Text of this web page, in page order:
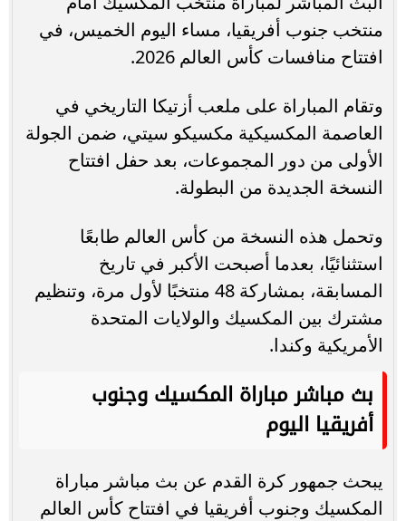
منتخب جنوب أفريقيا، مساء اليوم الخميس، في
افتتاح منافسات كأس العالم 2026.
وتقام المباراة على ملعب أزتيكا التاريخي في
العاصمة المكسيكية مكسيكو سيتي، ضمن الجولة
الأولى من دور المجموعات، بعد حفل افتتاح
النسخة الجديدة من البطولة.
وتحمل هذه النسخة من كأس العالم طابعًا
استثنائيًا، بعدما أصبحت الأكبر في تاريخ
المسابقة، بمشاركة 48 منتخبًا لأول مرة، وتنظيم
مشترك بين المكسيك والولايات المتحدة
الأمريكية وكندا.
بث مباشر مباراة المكسيك وجنوب
أفريقيا اليوم
يبحث جمهور كرة القدم عن بث مباشر مباراة
المكسيك وجنوب أفريقيا في افتتاح كأس العالم